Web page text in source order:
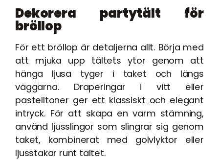
Dekorera partytält för
bröllop
För ett bröllop är detaljerna allt. Börja med
att mjuka upp tältets ytor genom att
hänga ljusa tyger i taket och längs
väggarna. Draperingar i vitt eller
pastelltoner ger ett klassiskt och elegant
intryck. För att skapa en varm stämning,
använd ljusslingor som slingrar sig genom
taket, kombinerat med golvlyktor eller
ljusstakar runt tältet.